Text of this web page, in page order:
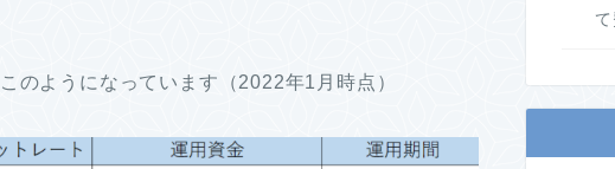
のようになっています（2022年1月時点）